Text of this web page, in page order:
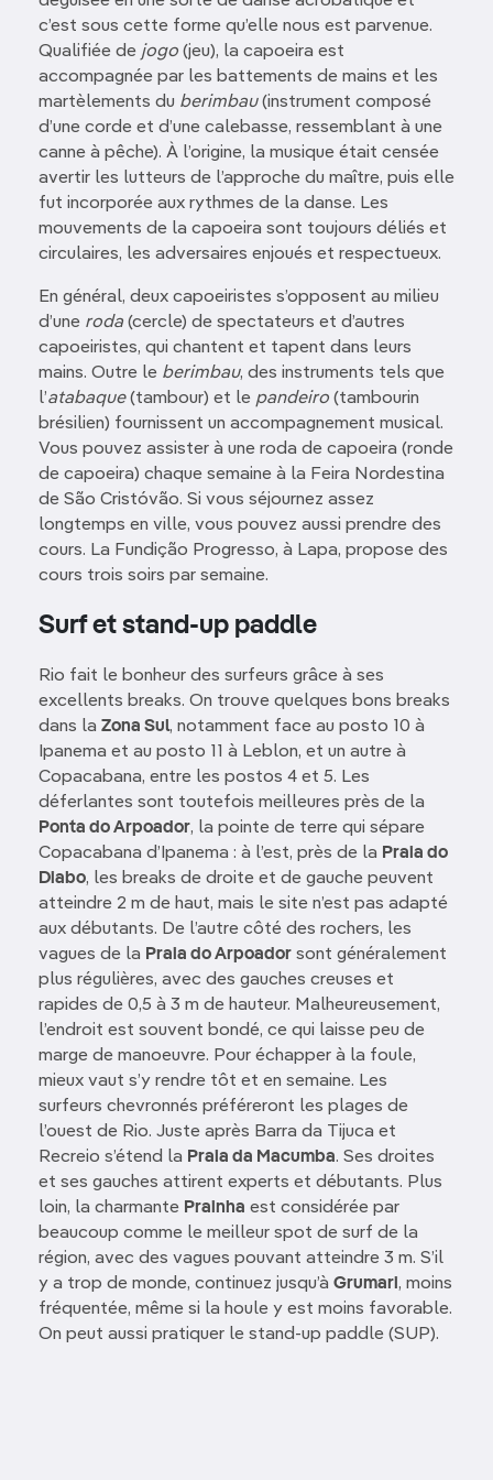
c’est sous cette forme qu’elle nous est parvenue.
Qualifiée de jogo (jeu), la capoeira est
accompagnée par les battements de mains et les
martèlements du berimbau(instrument composé
d’une corde et d’une calebasse, ressemblant à une
canne à pêche). À l’origine, la musique était censée
avertir les lutteurs de l’approche du maître, puis elle
fut incorporée aux rythmes de la danse. Les
mouvements de la capoeira sont toujours déliés et
circulaires, les adversaires enjoués et respectueux.
En général, deux capoeiristes s’opposent au milieu
d’une roda (cercle) de spectateurs et d’autres
capoeiristes, qui chantent et tapent dans leurs
mains. Outre le berimbau, des instruments tels que
l’atabaque(tambour) et le pandeiro (tambourin
brésilien) fournissent un accompagnement musical.
Vous pouvez assister à une roda de capoeira (ronde
de capoeira) chaque semaine à la Feira Nordestina
de São Cristóvão. Si vous séjournez assez
longtemps en ville, vous pouvez aussi prendre des
cours. La Fundição Progresso, à Lapa, propose des
cours trois soirs par semaine.
Surf et stand-up paddle
Rio fait le bonheur des surfeurs grâce à ses
excellents breaks. On trouve quelques bons breaks
dans la Zona Sul, notamment face au posto 10 à
Ipanema et au posto 11 à Leblon, et un autre à
Copacabana, entre les postos 4 et 5. Les
déferlantes sont toutefois meilleures près de la
Ponta do Arpoador, la pointe de terre qui sépare
Copacabana d’Ipanema : à l’est, près de la Praia do
Diabo, les breaks de droite et de gauche peuvent
atteindre 2 m de haut, mais le site n’est pas adapté
aux débutants. De l’autre côté des rochers, les
vagues de la Praia do Arpoador sont généralement
plus régulières, avec des gauches creuses et
rapides de 0,5 à 3 m de hauteur. Malheureusement,
l’endroit est souvent bondé, ce qui laisse peu de
marge de manoeuvre. Pour échapper à la foule,
mieux vaut s’y rendre tôt et en semaine. Les
surfeurs chevronnés préféreront les plages de
l’ouest de Rio. Juste après Barra da Tijuca et
Recreio s’étend la Praia da Macumba. Ses droites
et ses gauches attirent experts et débutants. Plus
loin, la charmante Prainha est considérée par
beaucoup comme le meilleur spot de surf de la
région, avec des vagues pouvant atteindre 3 m. S’il
y a trop de monde, continuez jusqu’à Grumari , moins
fréquentée, même si la houle y est moins favorable.
On peut aussi pratiquer le stand-up paddle (SUP).